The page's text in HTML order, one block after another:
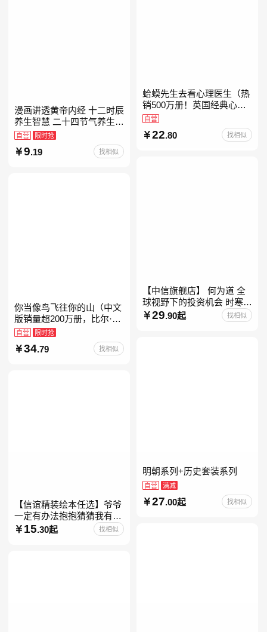
蛤蟆先生去看心理医生（热
销500万册！英国经典心理
咨询入门书，知名心理学家
自营
22.80 找相似
漫画讲透黄帝内经 十二时辰
养生智慧 二十四节气养生智
慧 中医八大名著之一养生图
解 皇帝内经漫画版原版
自营 限时抢
9.19 找相似
【中信旗舰店】 何为道 全
球视野下的投资机会 时寒冰
大道 段永平投资问答录穷查
理宝典 红利指数基金指南芒
29.90起 找相似
你当像鸟飞往你的山（中文
版销量超200万册，比尔·盖
茨年度特别推荐！登顶《纽
约时报》畅销榜80+周，这
本书比你听说的还要
自营 限时抢
34.79 找相似
明朝系列+历史套装系列
自营 满减
27.00起 找相似
【信谊精装绘本任选】爷爷
一定有办法抱抱猜猜我有多
爱你妈妈买绿豆我的情绪小
怪兽青蛙和蟾蜍好饿的毛毛
15.30起 找相似